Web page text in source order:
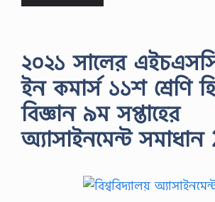
২০২১ সালের
ইন কমার্স ১১শ শ্রেণি
বিজ্ঞান ৯ম সপ্তাহের
অ্যাসাইনমেন্ট সমাধান